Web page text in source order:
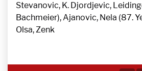
Stevanovic, K. Djordjevic,
Bachmeier), Ajanovic, Nela (87.
Olsa, Zenk